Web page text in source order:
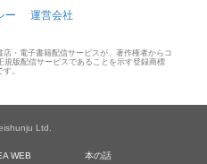
ー 運営会社
・電子書籍配信サービスが、著作権者からコ
規版配信サービスであることを示す登録商標
。
Ltd.
WEB 本の話